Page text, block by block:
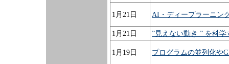
1月21日 AI・ディープラーニン
1月21日 ”見えない動き ” を科
1月19日 プログラムの並列化や